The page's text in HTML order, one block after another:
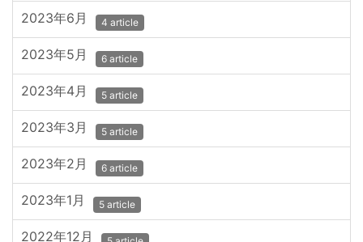
2023年6月 4 article
2023年5月 6 article
2023年4月 5 article
2023年3月 5 article
2023年2月 6 article
2023年1月 5 article
2022年12月